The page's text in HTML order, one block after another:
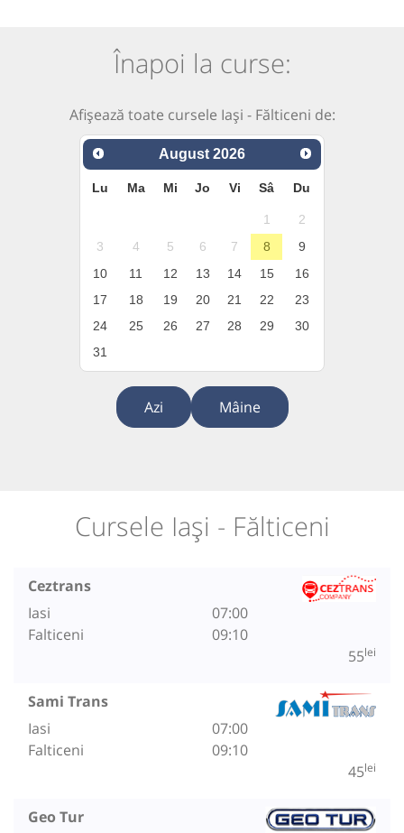
Înapoi la curse:
Afișează toate cursele Iași - Fălticeni de:
August 2026
Lu Ma Mi Jo Vi Sâ Du
1
2
3
4 5 6 7 8
9
10
11 12 13 14 15
16
17
18 19 20 21 22
23
24
25 26 27 28 29
30
31
Azi Mâine
Cursele Iași - Fălticeni
Ceztrans
Iasi
Falticeni
07:00
09:10
55lei
Sami Trans
Iasi
Falticeni
07:00
09:10
45lei
Geo Tur